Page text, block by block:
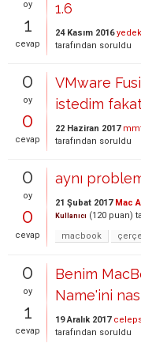
oy
1
cevap
1.6
24 Kasım 2016
tarafından soruldu
0
oy
0
cevap
VMware
istedim
22 Haziran 2017
tarafından soruldu
0
oy
0
cevap
aynı
21 Şubat 2017 Mac
Kullanıcı (120 puan)
macbook
0
oy
1
cevap
Benim
Name'ini
19 Aralık 2017
tarafından soruldu